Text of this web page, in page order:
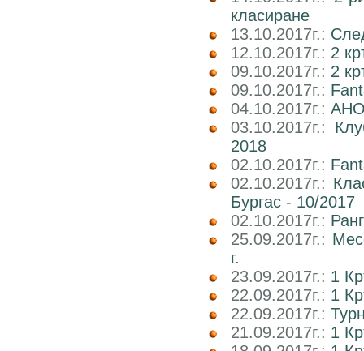
класиране
13.10.2017г.:
12.10.2017г.: 2
09.10.2017г.: 2
09.10.2017г.:
04.10.2017г.:
03.10.2017г.:
2018
02.10.2017г.:
02.10.2017г.:
Бургас - 10/2017
02.10.2017г.:
25.09.2017г.:
г.
23.09.2017г.: 1
22.09.2017г.: 1
22.09.2017г.:
21.09.2017г.: 1